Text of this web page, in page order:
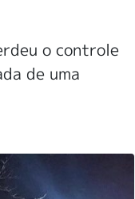
o controle
de uma